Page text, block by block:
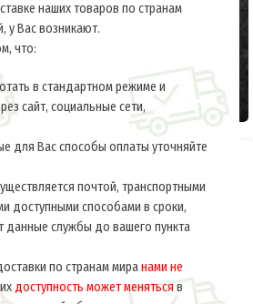
наших товаров по странам
у Вас возникают.
что:
в стандартном режиме и
сайт, социальные сети,
для Вас способы оплаты уточняйте
почтой, транспортными
доступными способами в сроки,
данные службы до вашего пункта
по странам миранами не
доступность может меняться в
1918-45
обр. 1943-45 гг.
подразделения связи в
M3-118-Z